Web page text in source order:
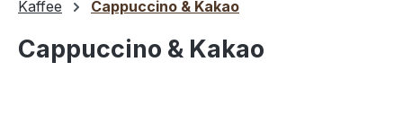
Kaffee Cappuccino & Kakao
Cappuccino & Kakao